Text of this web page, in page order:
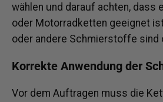
wählen und darauf achten, dass
oder Motorradketten geeignet
oder andere Schmierstoffe sind
Korrekte Anwendung der
Vor dem Auftragen muss die